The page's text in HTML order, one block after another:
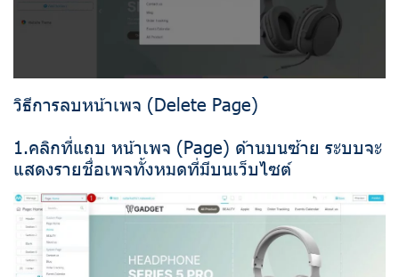
วิธีการลบหน้าเพจ (Delete Page)
1.คลิกที่แถบ หน้าเพจ (Page) ด้านบนซ้าย ระบบจะ
แสดงรายชื่อเพจทั้งหมดที่มีบนเว็บไซต์